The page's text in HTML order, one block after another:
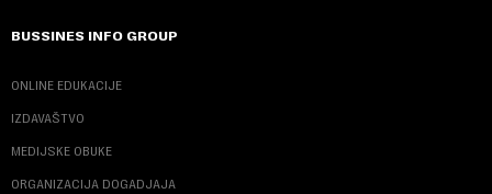
BUSSINES INFO GROUP
ONLINE EDUKACIJE
IZDAVAŠTVO
MEDIJSKE OBUKE
ORGANIZACIJA DOGADJAJA